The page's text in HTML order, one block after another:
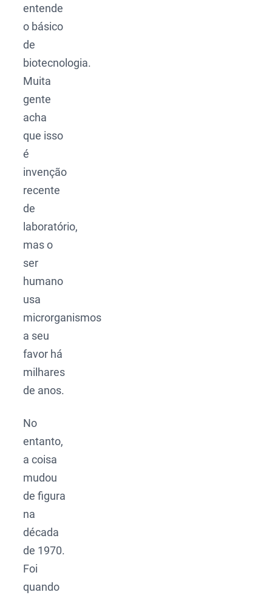
entende
o básico
de
biotecnologia.
Muita
gente
acha
que isso
é
invenção
recente
de
laboratório,
mas o
ser
humano
usa
microrganismos
a seu
favor há
milhares
de anos.
No
entanto,
a coisa
mudou
de figura
na
década
de 1970.
Foi
quando